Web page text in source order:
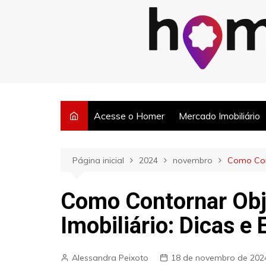
Posts semanais sobre o mercado imobiliário e dicas para
Acesse o Homer Mercado Imobiliário
Página inicial 2024 novembro Como
Como Contornar
Imobiliário: Dicas e
Alessandra Peixoto
18 de novembro de